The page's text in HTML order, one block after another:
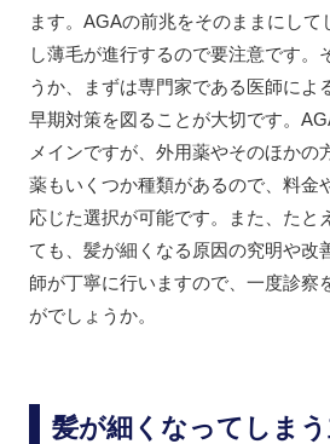
ます。AGAの前兆をそのままにし
し薄毛が進行するので要注意です。
うか、まずは専門家である医師によ
早期対策を図ることが大切です。
メインですが、外用薬やそのほかの
薬もいくつか種類があるので、料金
応じた選択が可能です。また、たと
ても、髪が細くなる原因の究明や改
師が丁寧に行いますので、一度診察
がでしょうか。
髪が細くなってしま